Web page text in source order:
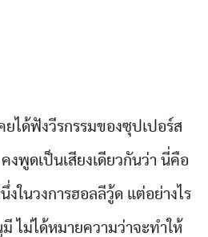
ยได้ฟังวีรกรรมของซุปเปอร์ส
งพูดเป็นเสียงเดียวกันว่า นี่คือ
ในวงการฮอลลีวู้ด แต่อย่างไร
ไม่ได้หมายความว่าจะทำให้